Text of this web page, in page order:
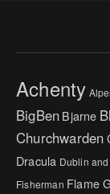
Achenty
BigBenBjarne
Churchwarden
Dracula Dublin
Fisherman Flame